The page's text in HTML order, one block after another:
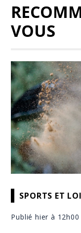
VOUS
SPORTS ET
Publié hier à 12h00